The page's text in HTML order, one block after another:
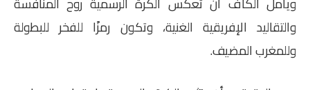
والتقاليد الإفريقية الغنية، وتكون رمزًا للفخر للبطولة
وللمغرب المضيف.